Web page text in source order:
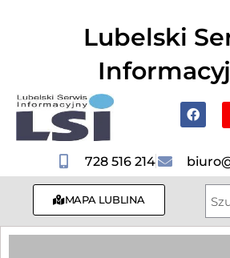
Lubelski
728 516 214
MAPA LUBLINA